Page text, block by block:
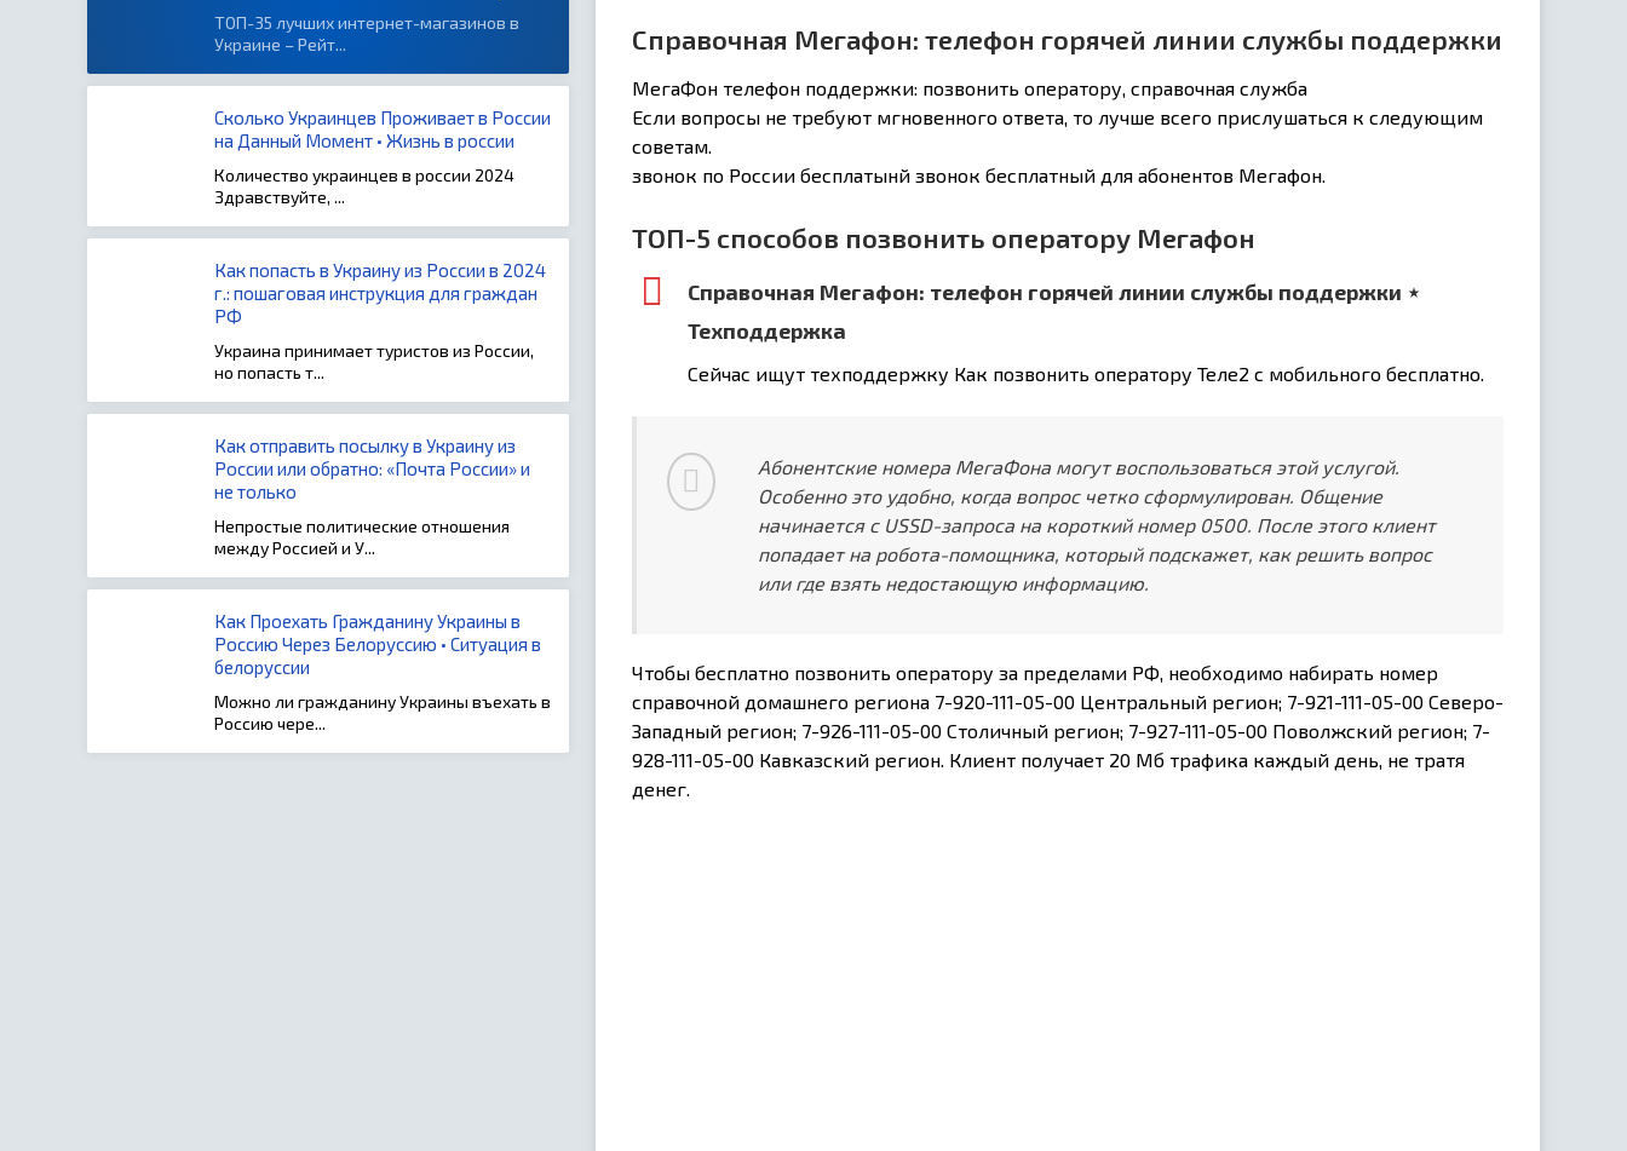
Справочная Мегафон: телефон горячей линии службы поддержки
МегаФон телефон поддержки: позвонить оператору, справочная служба
Если вопросы не требуют мгновенного ответа, то лучше всего прислушаться к следующим
советам.
звонок по России бесплатынй звонок бесплатный для абонентов Мегафон.
ТОП-5 способов позвонить оператору Мегафон
Справочная Мегафон: телефон горячей линии службы поддержки ⋆
Техподдержка
Сейчас ищут техподдержку Как позвонить оператору Теле2 с мобильного бесплатно.
Абонентские номера МегаФона могут воспользоваться этой услугой.
Особенно это удобно, когда вопрос четко сформулирован. Общение
начинается с USSD-запроса на короткий номер 0500. После этого клиент
попадает на робота-помощника, который подскажет, как решить вопрос
или где взять недостающую информацию.
Чтобы бесплатно позвонить оператору за пределами РФ, необходимо набирать номер
справочной домашнего региона 7-920-111-05-00 Центральный регион; 7-921-111-05-00 Северо-
Западный регион; 7-926-111-05-00 Столичный регион; 7-927-111-05-00 Поволжский регион; 7-
928-111-05-00 Кавказский регион. Клиент получает 20 Мб трафика каждый день, не тратя
денег.
ТОП-35 лучших интернет-магазинов в
Украине – Рейт...
Сколько Украинцев Проживает в России
на Данный Момент • Жизнь в россии
Количество украинцев в россии 2024
Здравствуйте, ...
Как попасть в Украину из России в 2024
г.: пошаговая инструкция для граждан
РФ
Украина принимает туристов из России,
но попасть т...
Как отправить посылку в Украину из
России или обратно: «Почта России» и
не только
Непростые политические отношения
между Россией и У...
Как Проехать Гражданину Украины в
Россию Через Белоруссию • Ситуация в
белоруссии
Можно ли гражданину Украины въехать в
Россию чере...